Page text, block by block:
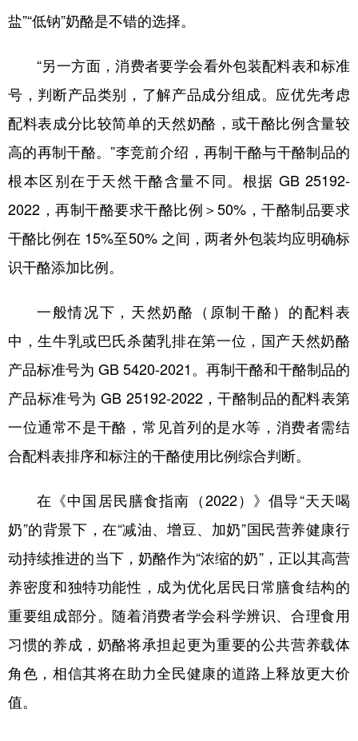
盐”“低钠”奶酪是不错的选择。
“另一方面，消费者要学会看外包装配料表和标准
号，判断产品类别，了解产品成分组成。应优先考虑
配料表成分比较简单的天然奶酪，或干酪比例含量较
高的再制干酪。”李竞前介绍，再制干酪与干酪制品的
根本区别在于天然干酪含量不同。根据 GB 25192-
2022，再制干酪要求干酪比例＞50%，干酪制品要求
干酪比例在 15%至50% 之间，两者外包装均应明确标
识干酪添加比例。
一般情况下，天然奶酪（原制干酪）的配料表
中，生牛乳或巴氏杀菌乳排在第一位，国产天然奶酪
产品标准号为 GB 5420-2021。再制干酪和干酪制品的
产品标准号为 GB 25192-2022，干酪制品的配料表第
一位通常不是干酪‌，常见首列的是水等，消费者需结
合配料表排序和标注的干酪使用比例综合判断。
在《中国居民膳食指南（2022）》倡导“天天喝
奶”的背景下，在“减油、增豆、加奶”国民营养健康行
动持续推进的当下，奶酪作为“浓缩的奶”，正以其高营
养密度和独特功能性，成为优化居民日常膳食结构的
重要组成部分。随着消费者学会科学辨识、合理食用
习惯的养成，奶酪将承担起更为重要的公共营养载体
角色，相信其将在助力全民健康的道路上释放更大价
值。